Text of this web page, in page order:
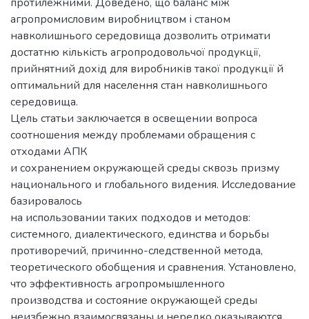
агропромисловим виробництвом і станом
навколишнього середовища дозволить отримати
достатню кількість агропродовольчої продукції,
прийнятний дохід для виробників такої продукції й
оптимальний для населення стан навколишнього
середовища.
Цель статьи заключается в освещении вопроса
соотношения между проблемами обращения с
отходами АПК
и сохранением окружающей среды сквозь призму
национального и глобального видения. Исследование
базировалось
на использовании таких подходов и методов:
системного, диалектического, единства и борьбы
противоречий, причинно-следственной метода,
теоретического обобщения и сравнения. Установлено,
что эффективность агропромышленного
производства и состояние окружающей среды